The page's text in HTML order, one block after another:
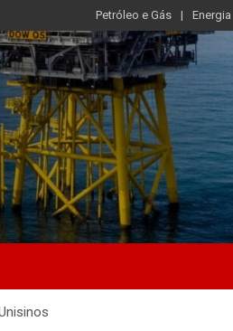
Petróleo e Gás Energia